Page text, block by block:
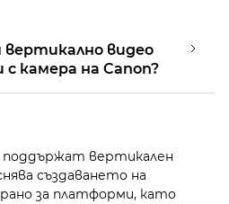
вертикално видео
камера на Canon?
поддържат вертикален
създаването на
за платформи, като